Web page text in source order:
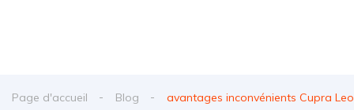
Page d'accueil Blog avantages inconvénients Cupra